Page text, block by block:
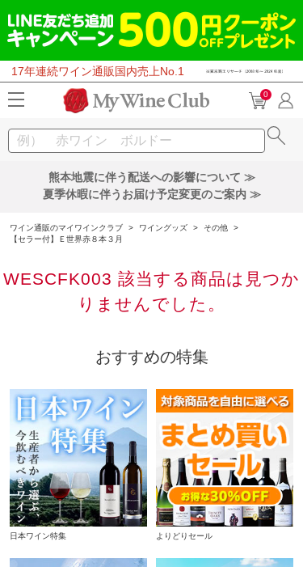
17年連続ワイン通販国内売上No.1
0
熊本地震に伴う配送への影響について ≫
夏季休暇に伴うお届け予定変更のご案内 ≫
ワイン通販のマイワインクラブ > ワイングッズ > その他
>
【セラー付】Ｅ世界赤８本３月
WESCFK003 該当する商品は見つか
りませんでした。
おすすめの特集
日本ワイン特集 よりどりセール